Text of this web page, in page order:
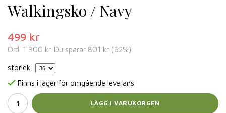
Walkingsko / Navy
499 kr
Ord. 1 300 kr. Du sparar 801 kr (62%)
storlek
Finns i lager för omgående leverans
LÄGG I VARUKORGEN